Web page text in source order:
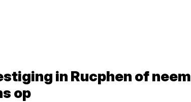
in Rucphen of neem
op